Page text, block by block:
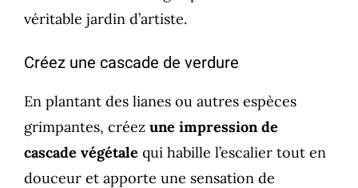
véritable jardin d’artiste.
Créez une cascade de verdure
En plantant des lianes ou autres espèces
grimpantes, créez une impression de
cascade végétale qui habille l’escalier tout en
douceur et apporte une sensation de